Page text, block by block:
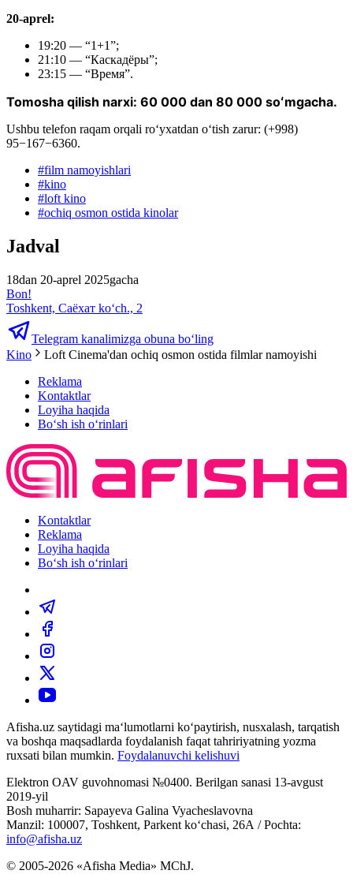
20-aprel:
19:20 — “1+1”;
21:10 — “Каскадёры”;
23:15 — “Время”.
Tomosha qilish narxi: 60 000 dan 80 000 soʻmgacha.
Ushbu telefon raqam orqali roʻyxatdan oʻtish zarur: (+998)
95−167−6360.
#film namoyishlari
#kino
#loft kino
#ochiq osmon ostida kinolar
Jadval
18dan 20-aprel 2025gacha
Bon!
Toshkent, Саёхат ko‘ch., 2
Telegram kanalimizga obuna bo‘ling
Kino
Loft Cinema'dan ochiq osmon ostida filmlar namoyishi
Reklama
Kontaktlar
Loyiha haqida
Bo‘sh ish o‘rinlari
Kontaktlar
Reklama
Loyiha haqida
Bo‘sh ish o‘rinlari
Afisha.uz saytidagi ma‘lumotlarni ko‘paytirish, nusxalash, tarqatish
va boshqa maqsadlarda foydalanish faqat tahririyatning yozma
ruxsati bilan mumkin. Foydalanuvchi kelishuvi
Elektron OAV guvohnomasi №0400. Berilgan sanasi 13-avgust
2019-yil
Bosh muharrir: Sapayeva Galina Vyacheslavovna
Manzil: 100007, Toshkent, Parkent ko‘chasi, 26А / Pochta:
info@afisha.uz
© 2005-2026 «Afisha Media» MChJ.